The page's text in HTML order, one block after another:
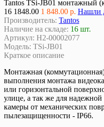
Tantos TSi-JB01 монтажный
16 1848.00 1 848.00 р. Нашли
Производитель: Tantos
Наличие на складе: 16 шт.
Артикул: Н2-00002077
Модель: TSi-JB01
Краткое описание
Монтажная
выполнения монтажа
или горизонтальной
улице, а так же для
камеры от механических
пылезащищенности - IP66.